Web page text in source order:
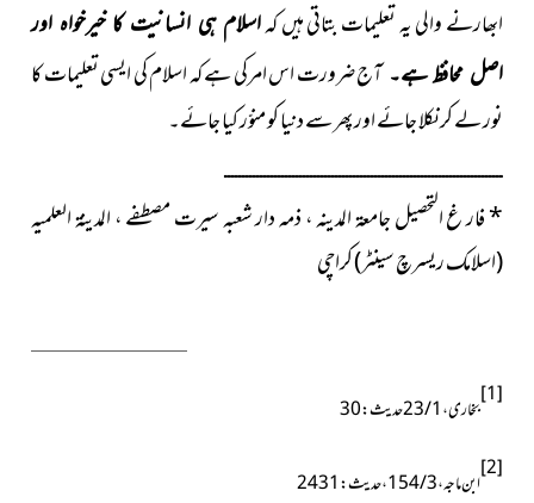
ابھارنے والی یہ تعلیمات بتاتی ہیں کہاسلام ہی انسانیت کا خیرخواہ اور
اصل محافظ ہے۔آج ضرورت اس امرکی ہے کہ اسلام کی ایسی تعلیمات کا
نور لے کر نکلا جائے اور پھر سے دنیا کو منوّر کیا جائے۔
ــــــــــــــــــــــــــــــــــــــــــــــــــــــــــــــــــــــــــــــ
*فار غ التحصیل جامعۃ المدینہ ، ذمہ دار شعبہ سیرت مصطفے ، المدینۃ العلمیہ
(اسلامک ریسرچ سینٹر) کراچی
[1] بخاری ، 1 / 23 حدیث : 30
[2] ابن ماجہ ، 3 / 154 ، حدیث : 2431